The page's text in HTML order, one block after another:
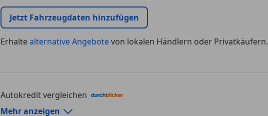
Jetzt Fahrzeugdaten hinzufügen
Erhaltealternative Angebotevon lokalen Händlern oder Privatkäufern.
Autokredit vergleichen
Autokredit-Rechner von durchblicker.at
Mehr anzeigen